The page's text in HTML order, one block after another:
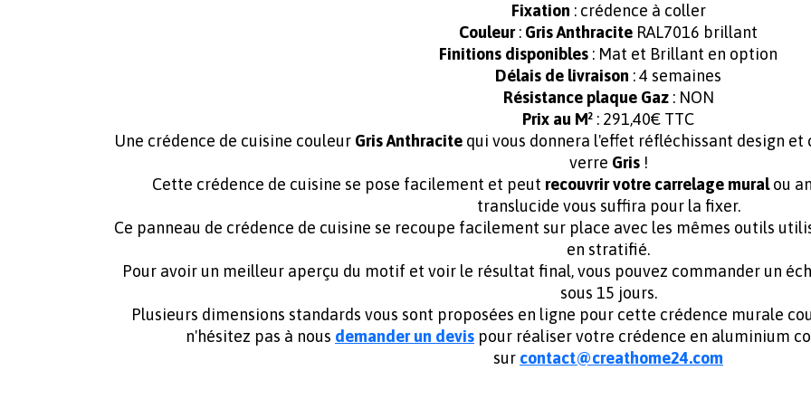
Fixation : crédence à coller
Couleur: Gris Anthracite RAL7016 brillant
Finitions disponibles : Mat et Brillant en option
Délais de livraison : 4 semaines
Résistance plaque Gaz: NON
Prix au M² : 291,40€ TTC
Une crédence de cuisine couleur Gris Anthracite qui vous donnera l'effet réfléchissant design
verre Gris !
Cette crédence de cuisine se pose facilement et peut recouvrir votre carrelage muralou
translucide vous suffira pour la fixer.
Ce panneau de crédence de cuisine se recoupe facilement sur place avec les mêmes outils
en stratifié.
Pour avoir un meilleur aperçu du motif et voir le résultat final, vous pouvez commander un
sous 15 jours.
Plusieurs dimensions standards vous sont proposées en ligne pour cette crédence murale
n'hésitez pas à nous demander un devis pour réaliser votre crédence en aluminium
sur contact@creathome24.com